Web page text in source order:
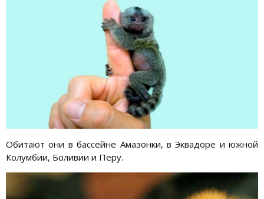
Обитают они в бассейне Амазонки, в Эквадоре и южной
Колумбии, Боливии и Перу.